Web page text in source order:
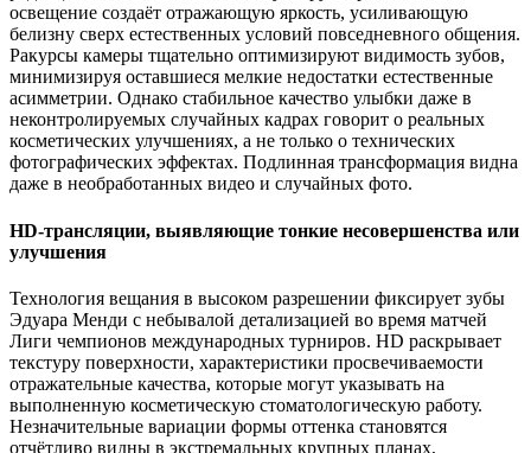
освещение создаёт отражающую яркость, усиливающую
белизну сверх естественных условий повседневного общения.
Ракурсы камеры тщательно оптимизируют видимость зубов,
минимизируя оставшиеся мелкие недостатки естественные
асимметрии. Однако стабильное качество улыбки даже в
неконтролируемых случайных кадрах говорит о реальных
косметических улучшениях, а не только о технических
фотографических эффектах. Подлинная трансформация видна
даже в необработанных видео и случайных фото.
HD-трансляции, выявляющие тонкие несовершенства или
улучшения
Технология вещания в высоком разрешении фиксирует зубы
Эдуара Менди с небывалой детализацией во время матчей
Лиги чемпионов международных турниров. HD раскрывает
текстуру поверхности, характеристики просвечиваемости
отражательные качества, которые могут указывать на
выполненную косметическую стоматологическую работу.
Незначительные вариации формы оттенка становятся
отчётливо видны в экстремальных крупных планах,